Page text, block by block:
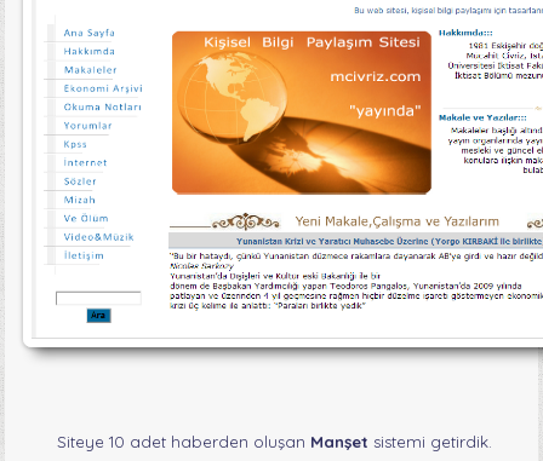
Siteye 10 adet haberden oluşan Manşet sistemi getirdik.